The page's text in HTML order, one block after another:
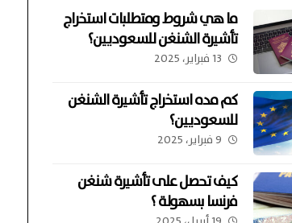
ما هي شروط ومتطلبات استخراج
تأشيرة الشنغن للسعوديين؟
13 فبراير، 2025
كم مده استخراج تأشيرة الشنغن
للسعوديين؟
9 فبراير، 2025
كيف تحصل على تأشيرة شنغن
فرنسا بسهولة ؟